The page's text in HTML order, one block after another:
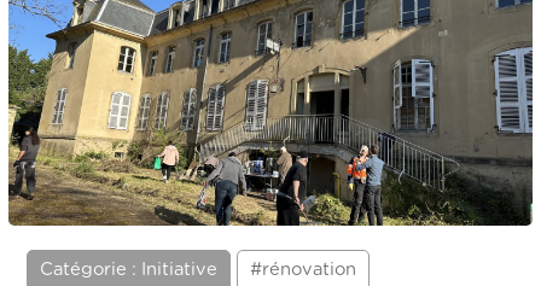
Catégorie : Initiative #rénovation